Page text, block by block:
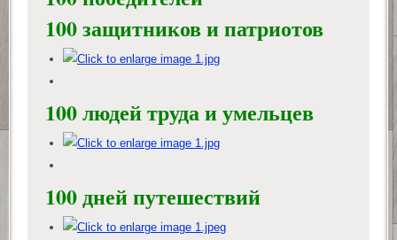
100 защитников и патриотов
100 людей труда и умельцев
100 дней путешествий